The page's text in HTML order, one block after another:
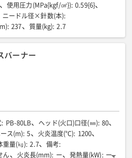
ストローク数/低速(min-1): ー
: ー
)①/切断(本): ー
)②/切断(本): ー
使用圧力(MPa{kgf/㎠}): 0.59{6}
ニードル径×針数(本):
: 237 質量(kg): 2.7
バーナー
: PB-80LB ヘッド(火口)口径(㎜): 80
ス(m): 5 火炎温度(℃): 1200
重量(㎏): 2.7 備考:
ん
火炎長(mm): ー 発熱量(kW): ー